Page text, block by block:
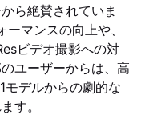
ら絶賛されていま
マンスの向上や、
ビデオ撮影への対
ユーザーからは、高
モデルからの劇的な
す。